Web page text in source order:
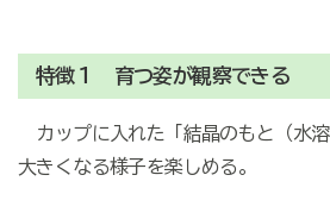
特徴１ 育つ姿が観察できる
カップに入れた「結晶のもと（水
大きくなる様子を楽しめる。